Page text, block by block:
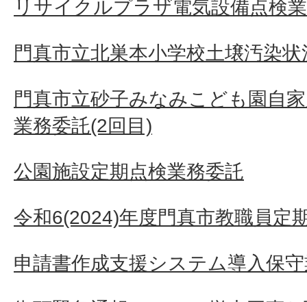
リサイクルプラザ電気設備点検
門真市立北巣本小学校土壌汚染
門真市立砂子みなみこども園自
業務委託(2回目)
公園施設定期点検業務委託
令和6(2024)年度門真市教職員定
申請書作成支援システム導入保